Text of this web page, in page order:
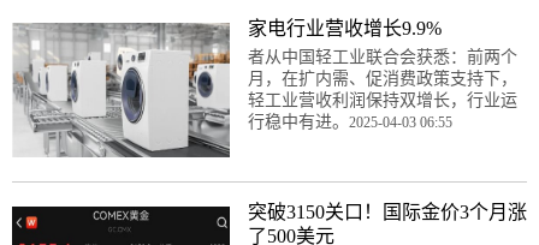
家电行业营收增长9.9%
者从中国轻工业联合会获悉：前两个
月，在扩内需、促消费政策支持下，
轻工业营收利润保持双增长，行业运
行稳中有进。 2025-04-03 06:55
突破3150关口！国际金价3个月涨
了500美元